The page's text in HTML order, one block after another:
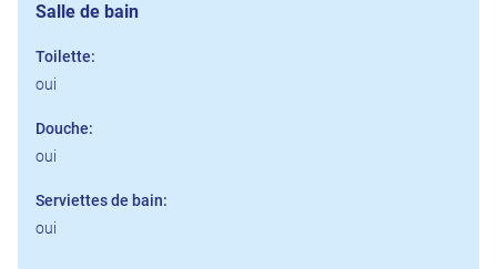
Salle de bain
Toilette:
oui
Douche:
oui
Serviettes de bain:
oui